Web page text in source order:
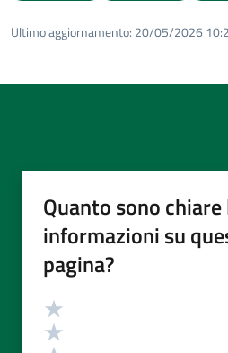
Ultimo aggiornamento: 20/05/2026
Quanto sono chiare
informazioni su
pagina?
Valutazione